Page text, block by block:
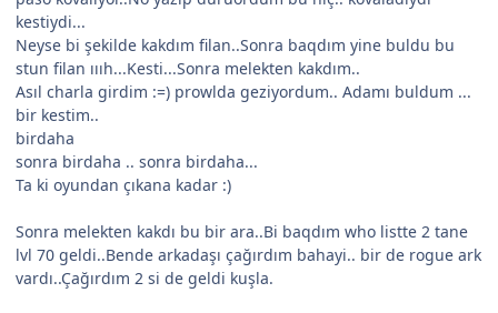
kestiydi...
Neyse bi şekilde kakdım filan..Sonra baqdım yine buldu bu
stun filan ıııh...Kesti...Sonra melekten kakdım..
Asıl charla girdim :=) prowlda geziyordum.. Adamı buldum ...
bir kestim..
birdaha
sonra birdaha .. sonra birdaha...
Ta ki oyundan çıkana kadar :)
Sonra melekten kakdı bu bir ara..Bi baqdım who listte 2 tane
lvl 70 geldi..Bende arkadaşı çağırdım bahayi.. bir de rogue ark
vardı..Çağırdım 2 si de geldi kuşla.